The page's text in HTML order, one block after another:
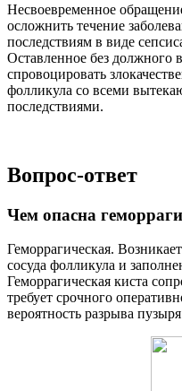
Несвоевременное
осложнить течение
последствиям в виде
Оставленное без должного
спровоцировать
фолликула со всеми
последствиями.
Вопрос-ответ
Чем опасна
Геморрагическая.
сосуда фолликула и
Геморрагическая киста
требует срочного
вероятность разрыва